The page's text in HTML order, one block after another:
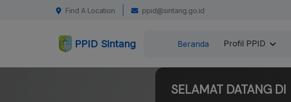
Find A Location ppid@sintang.go.id
PPID Sintang Beranda Profil PPID
SELAMAT DATANG DI